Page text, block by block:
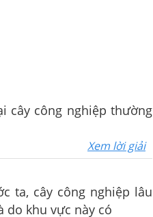
cây công nghiệp thường
Xem lời giải
ta, cây công nghiệp lâu
do khu vực này có